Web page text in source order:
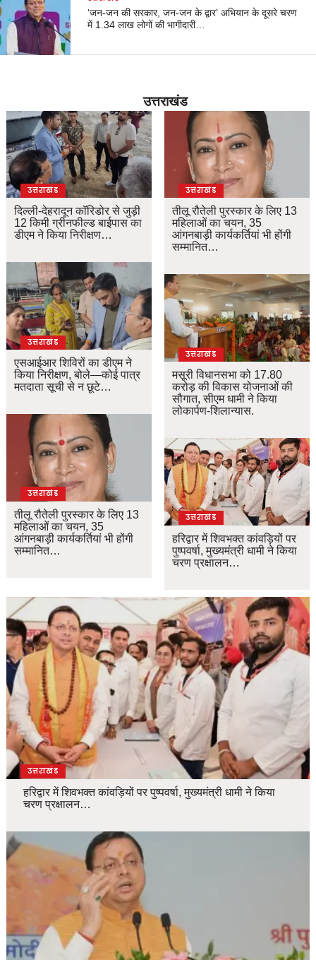
‘जन-जन की सरकार, जन-जन के द्वार’ अभियान के दूसरे चरण
में 1.34 लाख लोगों की भागीदारी…
उत्तराखंड
उत्तराखंड
दिल्ली-देहरादून कॉरिडोर से जुड़ी
12 किमी ग्रीनफील्ड बाईपास का
डीएम ने किया निरीक्षण…
उत्तराखंड
एसआईआर शिविरों का डीएम ने
किया निरीक्षण, बोले—कोई पात्र
मतदाता सूची से न छूटे…
उत्तराखंड
तीलू रौतेली पुरस्कार के लिए 13
महिलाओं का चयन, 35
आंगनबाड़ी कार्यकर्तियां भी होंगी
सम्मानित…
उत्तराखंड
तीलू रौतेली पुरस्कार के लिए 13
महिलाओं का चयन, 35
आंगनबाड़ी कार्यकर्तियां भी होंगी
सम्मानित…
उत्तराखंड
मसूरी विधानसभा को 17.80
करोड़ की विकास योजनाओं की
सौगात, सीएम धामी ने किया
लोकार्पण-शिलान्यास.
उत्तराखंड
हरिद्वार में शिवभक्त कांवड़ियों पर
पुष्पवर्षा, मुख्यमंत्री धामी ने किया
चरण प्रक्षालन…
उत्तराखंड
हरिद्वार में शिवभक्त कांवड़ियों पर पुष्पवर्षा, मुख्यमंत्री धामी ने किया
चरण प्रक्षालन…